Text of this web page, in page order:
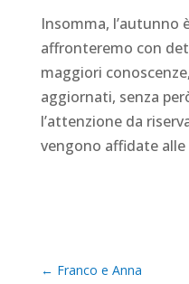
Insomma, l’autunno
affronteremo con
maggiori
aggiornati, senza
l’attenzione da
vengono affidate
← Franco e Anna